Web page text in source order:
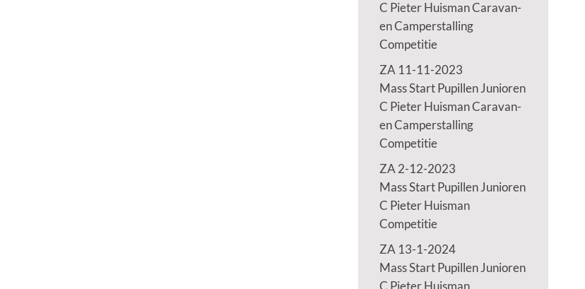
C Pieter Huisman Caravan-
en Camperstalling
Competitie
ZA 11-11-2023
Mass Start Pupillen Junioren
C Pieter Huisman Caravan-
en Camperstalling
Competitie
ZA 2-12-2023
Mass Start Pupillen Junioren
C Pieter Huisman
Competitie
ZA 13-1-2024
Mass Start Pupillen Junioren
C Pieter Huisman